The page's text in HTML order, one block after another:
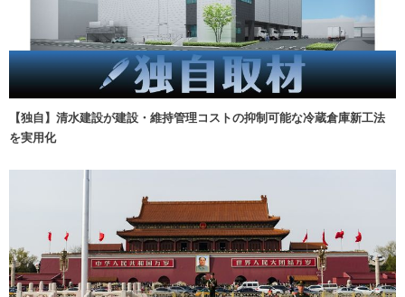
【独自】清水建設が建設・維持管理コストの抑制可能な冷蔵倉庫新工法
を実用化